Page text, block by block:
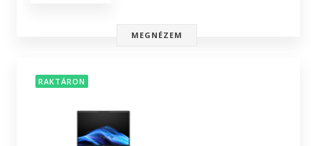
MEGNÉZEM
RAKTÁRON